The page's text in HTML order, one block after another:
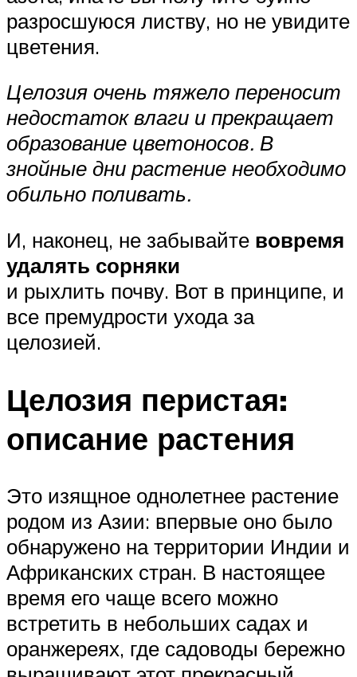
разросшуюся листву, но не увидите
цветения.
Целозия очень тяжело переносит
недостаток влаги и прекращает
образование цветоносов. В
знойные дни растение необходимо
обильно поливать.
И, наконец, не забывайте вовремя
удалять сорняки
и рыхлить почву. Вот в принципе, и
все премудрости ухода за
целозией.
Целозия перистая:
описание растения
Это изящное однолетнее растение
родом из Азии: впервые оно было
обнаружено на территории Индии и
Африканских стран. В настоящее
время его чаще всего можно
встретить в небольших садах и
оранжереях, где садоводы бережно